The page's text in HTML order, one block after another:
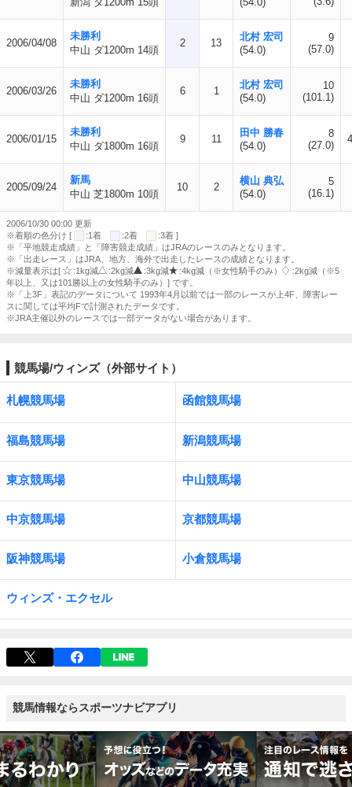
2006/04/08
未勝利
中山 ダ1200m 14頭
2 13
北村 宏司
(54.0)
9
(57.0)
2006/03/26
未勝利
中山 ダ1200m 16頭
6 1
北村 宏司
(54.0)
10
(101.1)
2006/01/15
未勝利
中山 ダ1800m 16頭
9 11
田中 勝春
(54.0)
8
(27.0)
2005/09/24
新馬
中山 芝1800m 10頭
10 2
横山 典弘
(54.0)
5
(16.1)
2006/10/30 00:00 更新
※着順の色分け [
:1着 :2着
:3着 ]
※「平地競走成績」と「障害競走成績」はJRAのレースのみとなります。
※「出走レース」はJRA、地方、海外で出走したレースの成績となります。
※減量表示は[
:1kg減 :2kg減 :3kg減 :4kg減（※女性騎手のみ）
:2kg減（※5
年以上、又は101勝以上の女性騎手のみ）] です。
※「上3F」表記のデータについて 1993年4月以前では一部のレースが上4F、障害レー
スに関しては平均Fで計測されたデータです。
※JRA主催以外のレースでは一部データがない場合があります。
競馬場/ウィンズ（外部サイト）
札幌競馬場 函館競馬場
福島競馬場 新潟競馬場
東京競馬場 中山競馬場
中京競馬場 京都競馬場
阪神競馬場 小倉競馬場
ウィンズ・エクセル
競馬情報ならスポーツナビアプリ